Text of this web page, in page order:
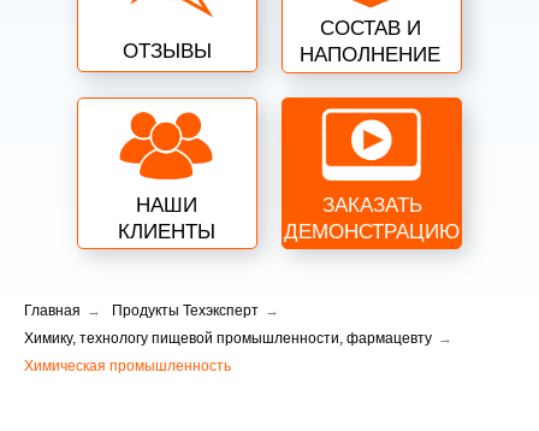
СОСТАВ И
НАПОЛНЕНИЕ
ОТЗЫВЫ
ЗАКАЗАТЬ
ДЕМОНСТРАЦИЮ
НАШИ
КЛИЕНТЫ
Главная → Продукты Техэксперт →
Химику, технологу пищевой промышленности, фармацевту →
Химическая промышленность